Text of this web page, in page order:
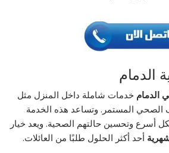
الدمام
الدمام خدمات شاملة داخل المنزل مثل
الصحي المستمر. وتساعد هذه الخدمة
أسرع وتحسين حالتهم الصحية. ويعد خيار
أحد أكثر الحلول طلبًا من العائلات.